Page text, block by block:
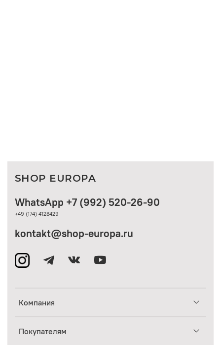
Компания
Покупателям
WhatsApp +7 (992) 520-26-90
+49 (174) 4128429
kontakt@shop-europa.ru
SHOP EUROPA